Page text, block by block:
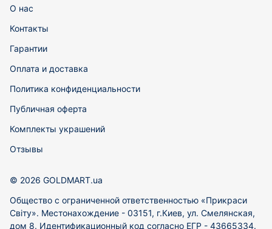
О нас
Контакты
Гарантии
Оплата и доставка
Политика конфиденциальности
Публичная оферта
Комплекты украшений
Отзывы
© 2026 GOLDMART.ua
Общество с ограниченной ответственностью «Прикраси
Світу». Местонахождение - 03151, г.Киев, ул. Смелянская,
дом 8. Идентификационный код согласно ЕГР - 43665334.